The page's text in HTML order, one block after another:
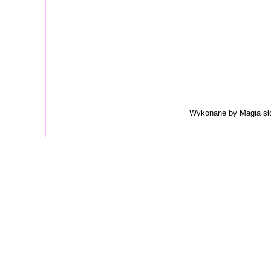
Wykonane by Magia